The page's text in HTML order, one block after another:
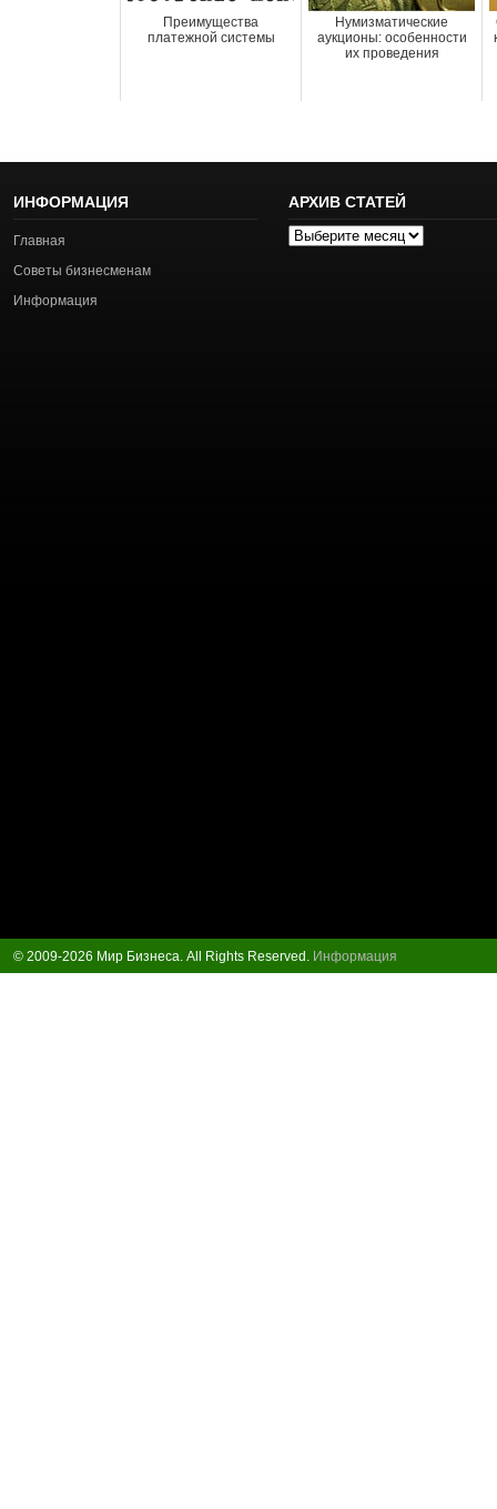
Преимущества
платежной системы
Нумизматические
аукционы: особенности
их проведения
ИНФОРМАЦИЯ
Главная
Советы бизнесменам
Информация
АРХИВ СТАТЕЙ
Архив
© 2009-2026 Мир Бизнеса. All Rights Reserved. Информация